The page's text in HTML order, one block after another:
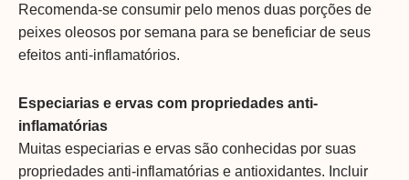
Recomenda-se consumir pelo menos duas porções de
peixes oleosos por semana para se beneficiar de seus
efeitos anti-inflamatórios.
Especiarias e ervas com propriedades anti-
inflamatórias
Muitas especiarias e ervas são conhecidas por suas
propriedades anti-inflamatórias e antioxidantes. Incluir